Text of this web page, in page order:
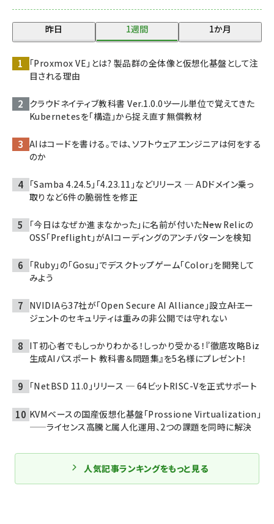
昨日 1週間 1か月
「Proxmox VE」とは? 製品群の全体像と仮想化基盤として注
目される理由
クラウドネイティブ教科書 Ver.1.0.0――ツール単位で覚えてきた
Kubernetesを「構造」から捉え直す無償教材
AIはコードを書ける。では、ソフトウェアエンジニアは何をする
のか
「Samba 4.24.5」「4.23.11」などリリース ─ ADドメイン乗っ
取りなど6件の脆弱性を修正
「今日はなぜか進まなかった」に名前が付いた――New Relicの
OSS「Preflight」がAIコーディングのアンチパターンを検知
「Ruby」の「Gosu」でデスクトップゲーム「Color」を開発して
みよう
NVIDIAら37社が「Open Secure AI Alliance」設立――AIエー
ジェントのセキュリティは重みの非公開では守れない
IT初心者でもしっかりわかる！しっかり受かる！『徹底攻略Biz
生成AIパスポート 教科書＆問題集』を5名様にプレゼント！
「NetBSD 11.0」リリース ─ 64ビットRISC-Vを正式サポート
KVMベースの国産仮想化基盤「Prossione Virtualization」
——ライセンス高騰と属人化運用、2つの課題を同時に解決
人気記事ランキングをもっと見る